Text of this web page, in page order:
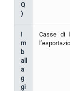
Q
)
I
m
b
all
a
g
gi
Casse di